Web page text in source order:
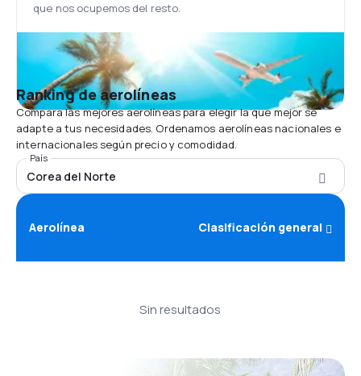
que nos ocupemos del resto.
Ranking de aerolíneas
Compara las mejores aerolíneas para elegir la que mejor se
adapte a tus necesidades. Ordenamos aerolíneas nacionales e
internacionales según precio y comodidad.
País
Corea del Norte
Aerolínea Clasificación general
Sin resultados